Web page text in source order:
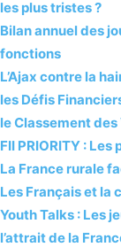
les plus tristes ?
Bilan annuel des
fonctions
L’Ajax contre la
les Défis
le Classement
FII PRIORITY :
La France rurale
Les Français et la
Youth Talks : Les
l’attrait de la